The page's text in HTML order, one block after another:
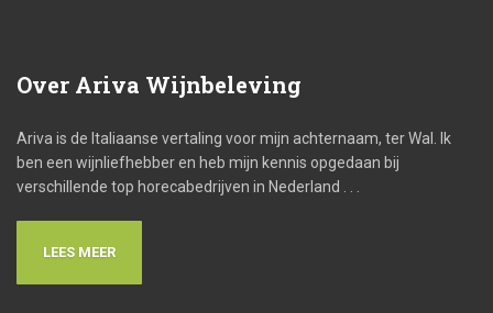
Over Ariva Wijnbeleving
Ariva is de Italiaanse vertaling voor mijn achternaam, ter Wal. Ik
ben een wijnliefhebber en heb mijn kennis opgedaan bij
verschillende top horecabedrijven in Nederland . . .
LEES MEER